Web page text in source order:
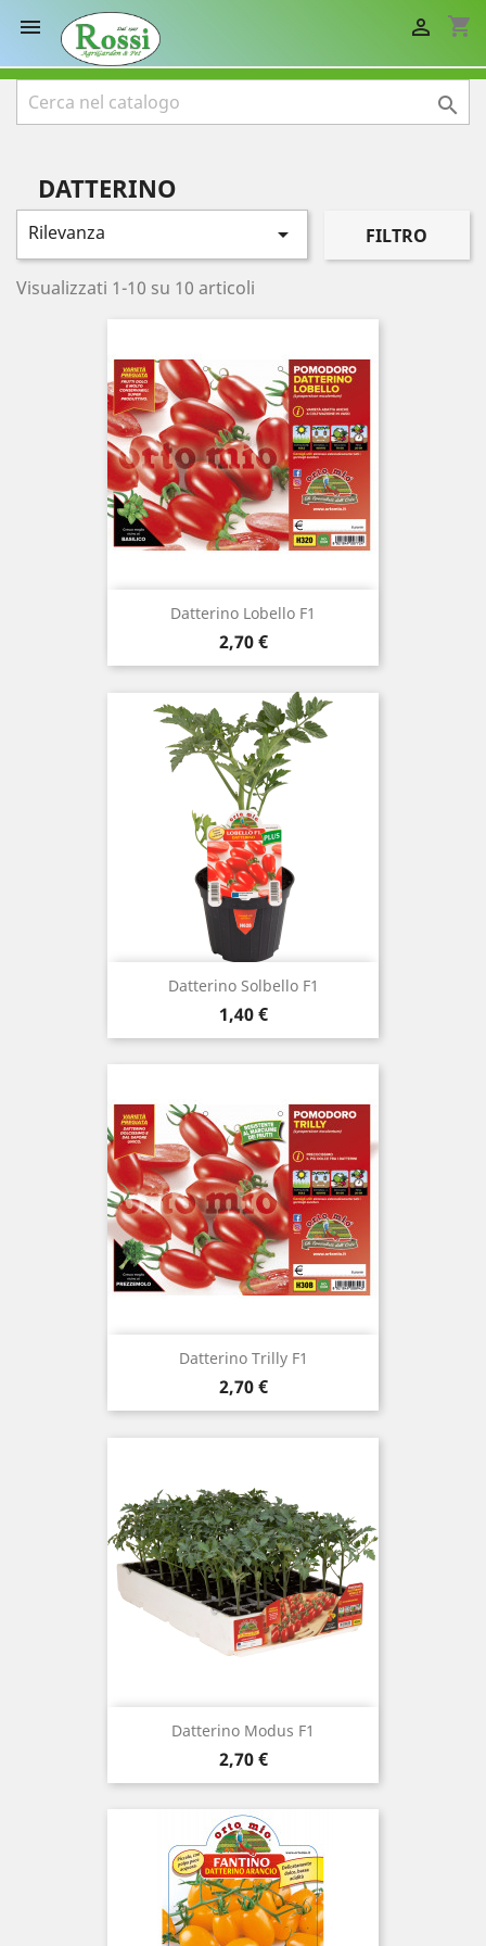
 shopping_cart


DATTERINO
Rilevanza  FILTRO
Visualizzati 1-10 su 10 articoli
Datterino Lobello F1
Prezzo
2,70 €
Datterino Solbello F1
Prezzo
1,40 €
Datterino Trilly F1
Prezzo
2,70 €
Datterino Modus F1
Prezzo
2,70 €